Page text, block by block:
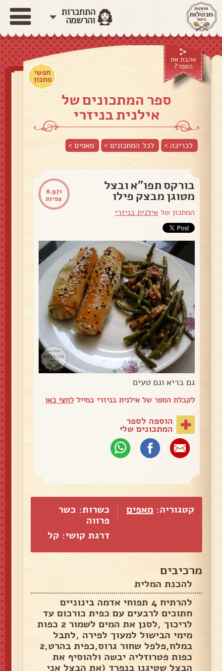
התחברות
והרשמה
אהבת את
הספר?
חפשי
מתכון
ספר המתכונים של
אילנית בניזרי
לכריכה > לכל המתכונים > מאפים>
8,971
צפיות
בורקס תפו"א ובצל
מטוגן מבצק פילו
המתכון של אילנית בניזרי
גם בריא וגם טעים
לקבלת הספר של אילנית בניזרי במייללחצי כאן
הוספה לספר
המתכונים שלי
קטגוריה: מאפים
כשרות: כשר
פרווה
דרגת קושי: קל
מרכיבים
להכנת המלית
להרתיח 4 תפוחי אדמה בינוניים
חתוכים לרבעים עם כפית כורכום עד
לריכוך ,לסנן את המים לשמור 2 כפות
מימי הבישול למעוך לפירה ,לתבל
במלח,פלפל שחור גרוס,כפית בהרט,2
כפות פטרוזליה יבשה ולהוסיף את
הבצל שטיגנו בנפרד (את הבצל אני